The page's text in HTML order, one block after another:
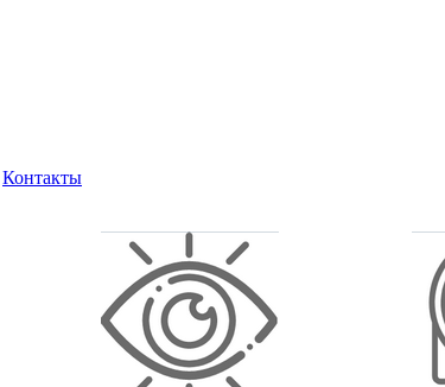
Контакты